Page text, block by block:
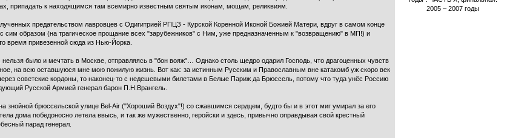
припадать к находящимся там всемирно известным святым иконам, мощам, реликвиям.
предательством лавровцев с Одигитрией РПЦЗ - Курской Коренной Иконой Божией Матери, вдруг в самом конце
сим образом (на трагическое прощание всех "зарубежников" с Ним, уже предназначенным к "возвращению" в МП!) и
время привезенной сюда из Нью-Йорка.
было и мечтать в Москве, отправляясь в "бон вояж"… Однако столь щедро одарил Господь, что драгоценных чувств
на всю оставшуюся мне мою пожилую жизнь. Вот как: за истинным Русским и Православным вне катакомб уж скоро век
советские кордоны, то наконец-то с недешевыми билетами в Белые Париж да Брюссель, потому что туда унёс Россию
Русской Армией генерал барон П.Н.Врангель.
знойной брюссельской улице Bel-Air ("Хороший Воздух"!) со сжавшимся сердцем, будто бы и в этот миг умирал за его
дома победоносно летела ввысь, и так же мужественно, геройски и здесь, привычно оправдывая свой крестный
парад генерал.
2005 – 2007 годы